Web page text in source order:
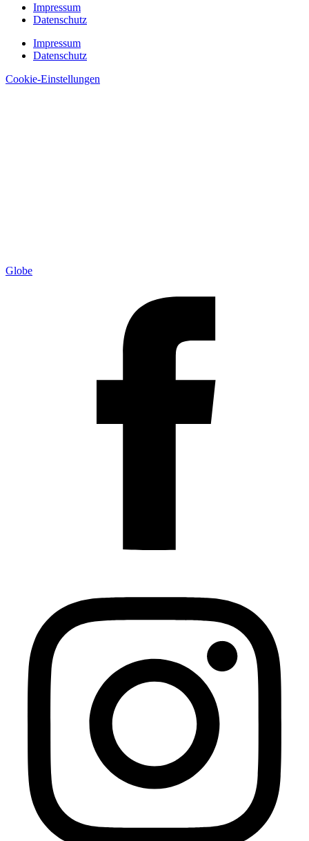
Impressum
Datenschutz
Impressum
Datenschutz
Cookie-Einstellungen
Globe